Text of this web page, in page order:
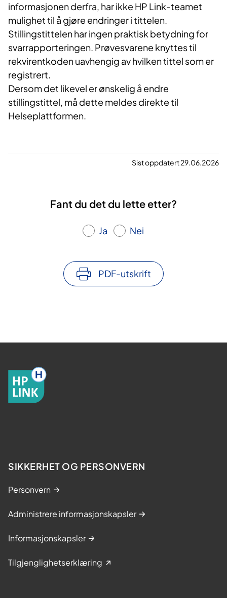
informasjonen derfra, har ikke HP Link-teamet
mulighet til å gjøre endringer i tittelen.
Stillingstittelen har ingen praktisk betydning for
svarrapporteringen. Prøvesvarene knyttes til
rekvirentkoden uavhengig av hvilken tittel som er
registrert.
Dersom det likevel er ønskelig å endre
stillingstittel, må dette meldes direkte til
Helseplattformen.
Sist oppdatert 29.06.2026
Fant du det du lette etter?
Ja Nei
PDF-utskrift
SIKKERHET OG PERSONVERN
Personvern
Administrere informasjonskapsler
Informasjonskapsler
Tilgjenglighetserklæring